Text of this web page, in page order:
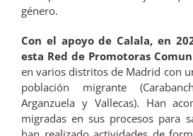
género.
Con el apoyo de Calala, en
esta Red de Promotoras
en varios distritos de Madrid con
población migrante
Arganzuela y Vallecas). Han
migradas en sus procesos para